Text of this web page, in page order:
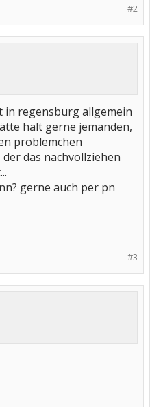
#2
in regensburg allgemein
halt gerne jemanden,
problemchen
das nachvollziehen
gerne auch per pn
#3